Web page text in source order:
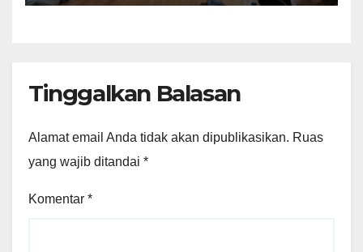
Tinggalkan Balasan
Alamat email Anda tidak akan dipublikasikan. Ruas
yang wajib ditandai *
Komentar *